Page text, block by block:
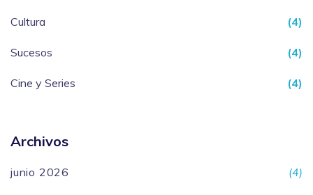
Cultura (4)
Sucesos (4)
Cine y Series (4)
Archivos
junio 2026 (4)